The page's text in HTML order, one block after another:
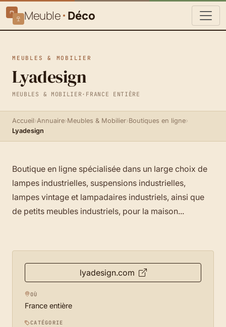
Meuble Déco
MEUBLES & MOBILIER
Lyadesign
MEUBLES & MOBILIER · FRANCE ENTIÈRE
Accueil›Annuaire›Meubles & Mobilier›Boutiques en ligne›
Lyadesign
Boutique en ligne spécialisée dans un large choix de
lampes industrielles, suspensions industrielles,
lampes vintage et lampadaires industriels, ainsi que
de petits meubles industriels, pour la maison...
lyadesign.com
OÙ
France entière
CATÉGORIE